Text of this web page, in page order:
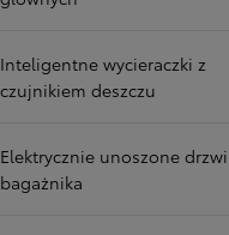
Inteligentne wycieraczki z
czujnikiem deszczu
Elektrycznie unoszone drzwi
bagażnika